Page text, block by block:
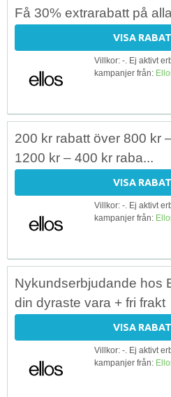
Få 30% extrarabatt på
VISA
Villkor: -. Ej aktivt
kampanjer från:
200 kr rabatt över 800 kr
1200 kr – 400 kr raba...
VISA
Villkor: -. Ej aktivt
kampanjer från:
Nykundserbjudande hos
din dyraste vara + fri frakt
VISA
Villkor: -. Ej aktivt
kampanjer från: